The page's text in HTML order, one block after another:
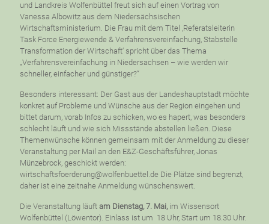
und Landkreis Wolfenbüttel freut sich auf einen Vortrag von
Vanessa Albowitz aus dem Niedersächsischen
Wirtschaftsministerium. Die Frau mit dem Titel ,Referatsleiterin
Task Force Energiewende & Verfahrensvereinfachung, Stabstelle
Transformation der Wirtschaft‘ spricht über das Thema
„Verfahrensvereinfachung in Niedersachsen – wie werden wir
schneller, einfacher und günstiger?“
Besonders interessant: Der Gast aus der Landeshauptstadt möchte
konkret auf Probleme und Wünsche aus der Region eingehen und
bittet darum, vorab Infos zu schicken, wo es hapert, was besonders
schlecht läuft und wie sich Missstände abstellen ließen. Diese
Themenwünsche können gemeinsam mit der Anmeldung zu dieser
Veranstaltung per Mail an den E&Z-Geschäftsführer, Jonas
Münzebrock, geschickt werden:
wirtschaftsfoerderung@wolfenbuettel.de Die Plätze sind begrenzt,
daher ist eine zeitnahe Anmeldung wünschenswert.
Die Veranstaltung läuft am Dienstag, 7. Mai,im Wissensort
Wolfenbüttel (Löwentor). Einlass ist um 18 Uhr, Start um 18.30 Uhr.